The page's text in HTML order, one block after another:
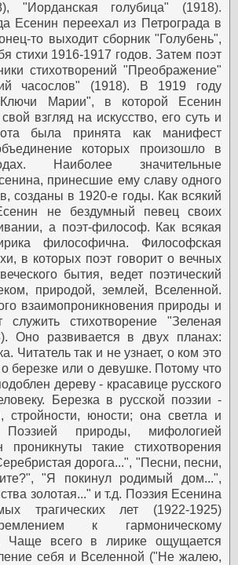
"Иорданская голубица" (1918).
Есенин переехал из Петрограда в
то выходит сборник "Голубень",
стихи 1916-1917 годов. Затем поэт
стихотворений "Преображение"
часослов" (1918). В 1919 году
Марии", в которой Есенин
взгляд на искусство, его суть и
была принята как манифест
которых произошло в
Наиболее значительные
принесшие ему славу одного
созданы в 1920-е годы. Как всякий
не бездумный певец своих
а поэт-философ. Как всякая
философична. Философская
в которых поэт говорит о вечных
бытия, ведет поэтический
природой, землей, Вселенной.
взаимопроникновения природы и
служить стихотворение "Зеленая
Оно развивается в двух планах:
Читатель так и не узнает, о ком это
березке или о девушке. Потому что
дереву - красавице русского
Березка в русской поэзии -
стройности, юности; она светла и
природы, мифологией
проникнуты такие стихотворения
дорога...", "Песни, песни,
"Я покинул родимый дом...",
золотая..." и т.д. Поэзия Есенина
трагических лет (1922-1925)
к гармоническому
Чаще всего в лирике ощущается
себя и Вселенной ("Не жалею,